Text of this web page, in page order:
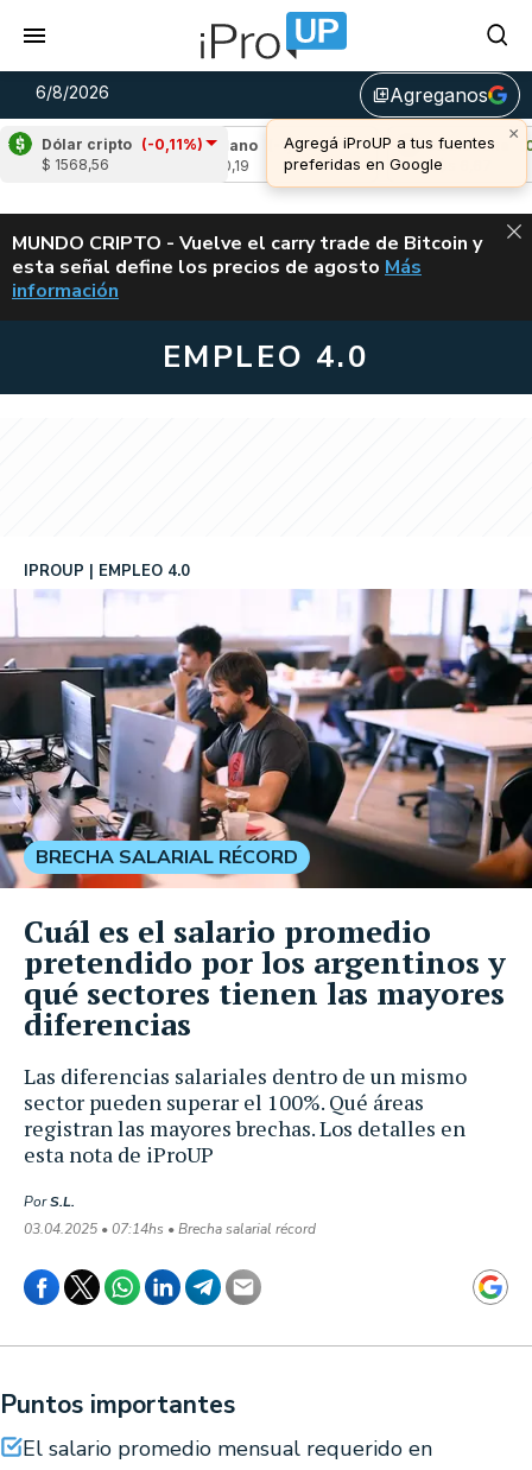
6/8/2026 library_addAgreganos
×
Agregá iProUP a tus fuentes
preferidas en Google
Dólar cripto (-0,11%)
$ 1568,56
Cardano
(-1,62%)
Avalanche
u$s 6,67
ALERTA
MUNDO CRIPTO - Vuelve el carry trade de Bitcoin y
esta señal define los precios de agosto VUELVE EL
Más
información
EMPLEO 4.0
Las diferencias salariales dentro de un mismo
sector pueden superar el 100%. Qué áreas
registran las mayores brechas. Los detalles en
esta nota de iProUP
IPROUP EMPLEO 4.0
PorS.L.
03.04.2025 • 07:14hs • Brecha salarial récord
BRECHA SALARIAL RÉCORD
Cuál es el salario promedio
pretendido por los argentinos y
qué sectores tienen las mayores
diferencias
Puntos importantes
El salario promedio mensual requerido en